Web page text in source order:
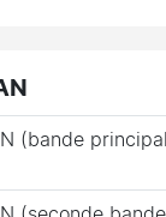
(bande